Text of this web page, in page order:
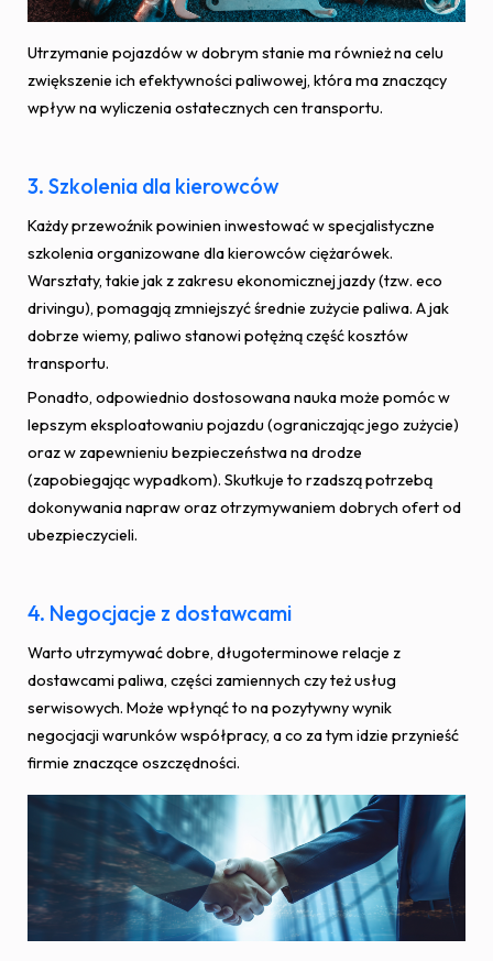
Utrzymanie pojazdów w dobrym stanie ma również na celu
zwiększenie ich efektywności paliwowej, która ma znaczący
wpływ na wyliczenia ostatecznych cen transportu.
3. Szkolenia dla kierowców
Każdy przewoźnik powinien inwestować w specjalistyczne
szkolenia organizowane dla kierowców ciężarówek.
Warsztaty, takie jak z zakresu ekonomicznej jazdy (tzw. eco
drivingu), pomagają zmniejszyć średnie zużycie paliwa. A jak
dobrze wiemy, paliwo stanowi potężną część kosztów
transportu.
Ponadto, odpowiednio dostosowana nauka może pomóc w
lepszym eksploatowaniu pojazdu (ograniczając jego zużycie)
oraz w zapewnieniu bezpieczeństwa na drodze
(zapobiegając wypadkom). Skutkuje to rzadszą potrzebą
dokonywania napraw oraz otrzymywaniem dobrych ofert od
ubezpieczycieli.
4. Negocjacje z dostawcami
Warto utrzymywać dobre, długoterminowe relacje z
dostawcami paliwa, części zamiennych czy też usług
serwisowych. Może wpłynąć to na pozytywny wynik
negocjacji warunków współpracy, a co za tym idzie przynieść
firmie znaczące oszczędności.